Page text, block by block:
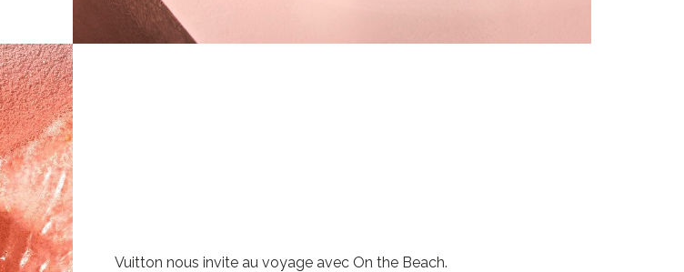
Vuitton nous invite au voyage avec On the Beach.